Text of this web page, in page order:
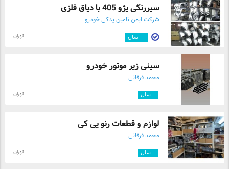
سپررنگی پژو 405 با دیاق فلزی
شرکت ایمن تامین یدکی خودرو
سال تهران
سینی زیر موتور خودرو
محمد فرقانی
سال تهران
لوازم و قطعات رنو پی کی
محمد فرقانی
سال تهران